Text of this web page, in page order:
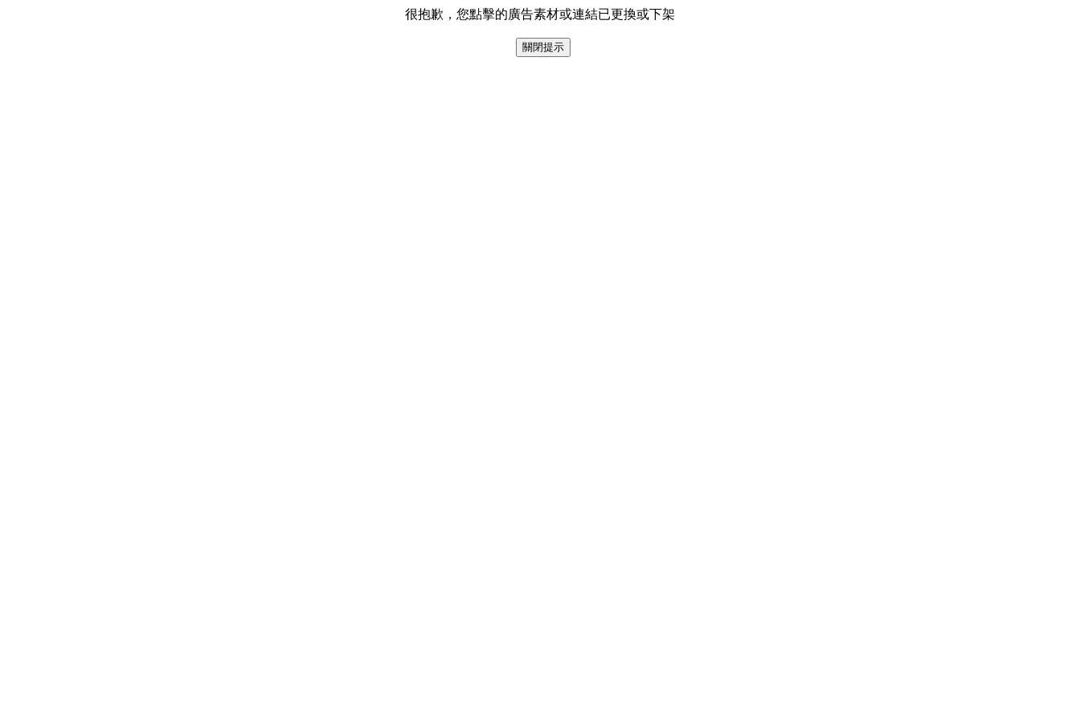
很抱歉，您點擊的廣告素材或連結已更換或下架